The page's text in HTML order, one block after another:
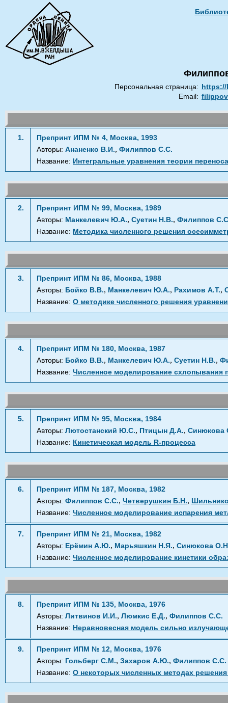
Персональная страница:
Email:
1.
Препринт ИПМ № 4, Москва, 1993
Авторы: Ананенко В.И., Филиппов С.С.
Название: Интегральные уравнения теории
2.
Препринт ИПМ № 99, Москва, 1989
Авторы: Манкелевич Ю.А., Суетин Н.В., Филиппов
Название: Методика численного решения
3.
Препринт ИПМ № 86, Москва, 1988
Авторы: Бойко В.В., Манкелевич Ю.А., Рахимов А.Т.,
Название: О методике численного решения
4.
Препринт ИПМ № 180, Москва, 1987
Авторы: Бойко В.В., Манкелевич Ю.А., Суетин Н.В.,
Название: Численное моделирование схлопывания
5.
Препринт ИПМ № 95, Москва, 1984
Авторы: Лютостанский Ю.С., Птицын Д.А., Синюкова
Название: Кинетическая модель R-процесса
6.
Препринт ИПМ № 187, Москва, 1982
Авторы: Филиппов С.С., Четверушкин Б.Н.,
Название: Численное моделирование испарения
7.
Препринт ИПМ № 21, Москва, 1982
Авторы: Ерёмин А.Ю., Марьяшкин Н.Я., Синюкова
Название: Численное моделирование кинетики
8.
Препринт ИПМ № 135, Москва, 1976
Авторы: Литвинов И.И., Люмкис Е.Д., Филиппов С.С.
Название: Неравновесная модель сильно
9.
Препринт ИПМ № 12, Москва, 1976
Авторы: Гольберг С.М., Захаров А.Ю., Филиппов С.С.
Название: О некоторых численных методах